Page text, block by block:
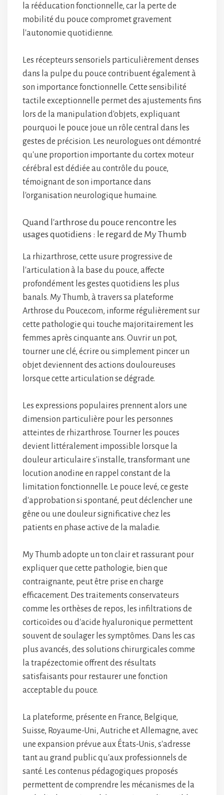
la rééducation fonctionnelle, car la perte de
mobilité du pouce compromet gravement
l'autonomie quotidienne.
Les récepteurs sensoriels particulièrement denses
dans la pulpe du pouce contribuent également à
son importance fonctionnelle. Cette sensibilité
tactile exceptionnelle permet des ajustements fins
lors de la manipulation d'objets, expliquant
pourquoi le pouce joue un rôle central dans les
gestes de précision. Les neurologues ont démontré
qu'une proportion importante du cortex moteur
cérébral est dédiée au contrôle du pouce,
témoignant de son importance dans
l'organisation neurologique humaine.
Quand l'arthrose du pouce rencontre les
usages quotidiens : le regard de My Thumb
La rhizarthrose, cette usure progressive de
l'articulation à la base du pouce, affecte
profondément les gestes quotidiens les plus
banals. My Thumb, à travers sa plateforme
Arthrose du Pouce.com, informe régulièrement sur
cette pathologie qui touche majoritairement les
femmes après cinquante ans. Ouvrir un pot,
tourner une clé, écrire ou simplement pincer un
objet deviennent des actions douloureuses
lorsque cette articulation se dégrade.
Les expressions populaires prennent alors une
dimension particulière pour les personnes
atteintes de rhizarthrose. Tourner les pouces
devient littéralement impossible lorsque la
douleur articulaire s'installe, transformant une
locution anodine en rappel constant de la
limitation fonctionnelle. Le pouce levé, ce geste
d'approbation si spontané, peut déclencher une
gêne ou une douleur significative chez les
patients en phase active de la maladie.
My Thumb adopte un ton clair et rassurant pour
expliquer que cette pathologie, bien que
contraignante, peut être prise en charge
efficacement. Des traitements conservateurs
comme les orthèses de repos, les infiltrations de
corticoïdes ou d'acide hyaluronique permettent
souvent de soulager les symptômes. Dans les cas
plus avancés, des solutions chirurgicales comme
la trapézectomie offrent des résultats
satisfaisants pour restaurer une fonction
acceptable du pouce.
La plateforme, présente en France, Belgique,
Suisse, Royaume-Uni, Autriche et Allemagne, avec
une expansion prévue aux États-Unis, s'adresse
tant au grand public qu'aux professionnels de
santé. Les contenus pédagogiques proposés
permettent de comprendre les mécanismes de la